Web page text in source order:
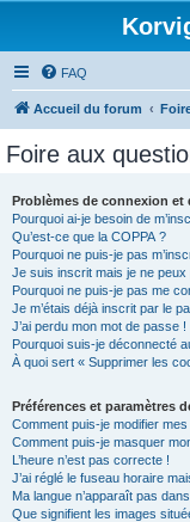
FAQ
Accueil du forum
Foire aux
Problèmes de connexion et
Pourquoi ai-je besoin de
Qu’est-ce que la COPPA ?
Pourquoi ne puis-je pas
Je suis inscrit mais je ne
Pourquoi ne puis-je pas me
Je m’étais déjà inscrit par le
J’ai perdu mon mot de passe !
Pourquoi suis-je déconnecté
À quoi sert « Supprimer les
Préférences et paramètres
Comment puis-je modifier
Comment puis-je masquer
L’heure n’est pas correcte !
J’ai réglé le fuseau horaire
Ma langue n’apparaît pas
Que signifient les images